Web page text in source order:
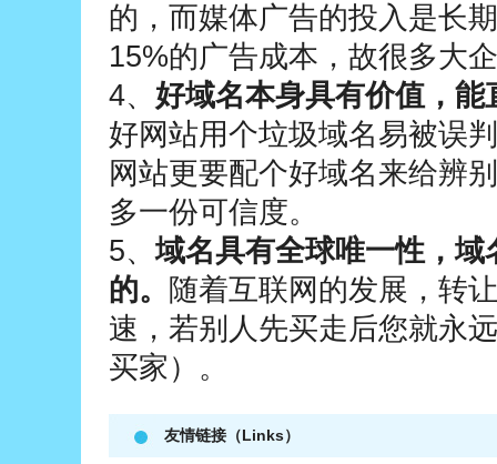
的，而媒体广告的投入是长
15%的广告成本，故很多大
4、 好域名本身具有价值，
好网站用个垃圾域名易被误
网站更要配个好域名来给辨
多一份可信度。
5、域名具有全球唯一性，
的。 随着互联网的发展，转
速，若别人先买走后您就永
买家）。